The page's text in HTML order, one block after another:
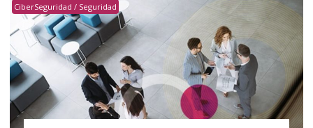
CiberSeguridad / Seguridad